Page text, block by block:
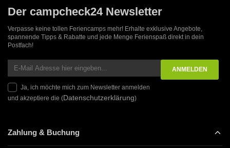
Der campcheck24 Newsletter
Verpasse keine tollen Feriencamps mehr! Erhalte exklusive Angebote,
spannende Tipps & Rabatte und jede Menge Ferienspaß direkt in dein
Postfach!
Ja, ich möchte mich zum Newsletter anmelden
und akzeptiere die (Datenschutzerklärung)
Zahlung & Buchung